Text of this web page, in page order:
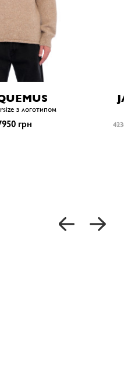
з логотипом
грн